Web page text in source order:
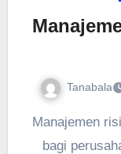
Tanabala
Manajemen
bagi